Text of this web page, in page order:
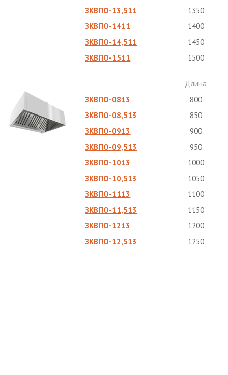
ЗКВПО-13,511
1350
ЗКВПО-1411
1400
ЗКВПО-14,511
1450
ЗКВПО-1511
1500
Длина
ЗКВПО-0813
800
ЗКВПО-08,513
850
ЗКВПО-0913
900
ЗКВПО-09,513
950
ЗКВПО-1013
1000
ЗКВПО-10,513
1050
ЗКВПО-1113
1100
ЗКВПО-11,513
1150
ЗКВПО-1213
1200
ЗКВПО-12,513
1250